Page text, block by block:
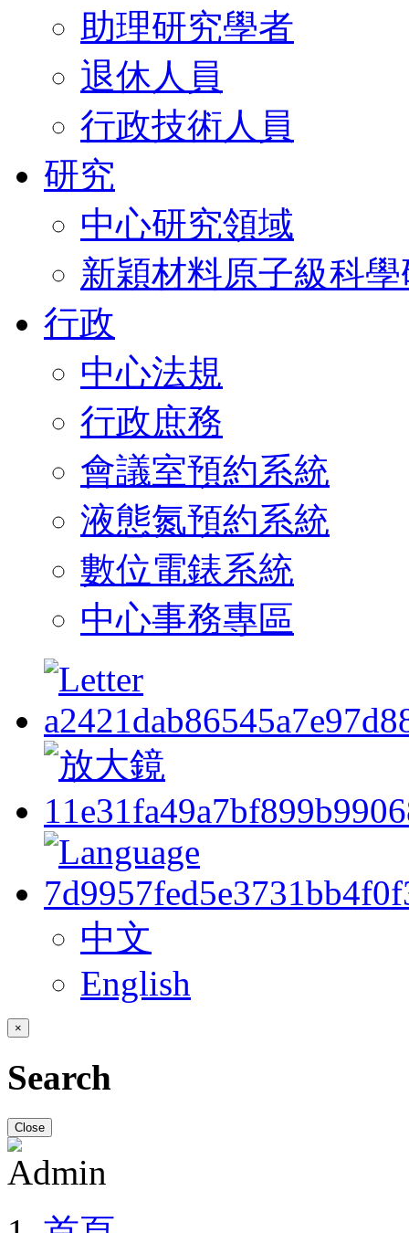
助理研究學者
退休人員
行政技術人員
研究
中心研究領域
新穎材料原子級科
行政
中心法規
行政庶務
會議室預約系統
液態氮預約系統
數位電錶系統
中心事務專區
中文
English
×
Search
Close